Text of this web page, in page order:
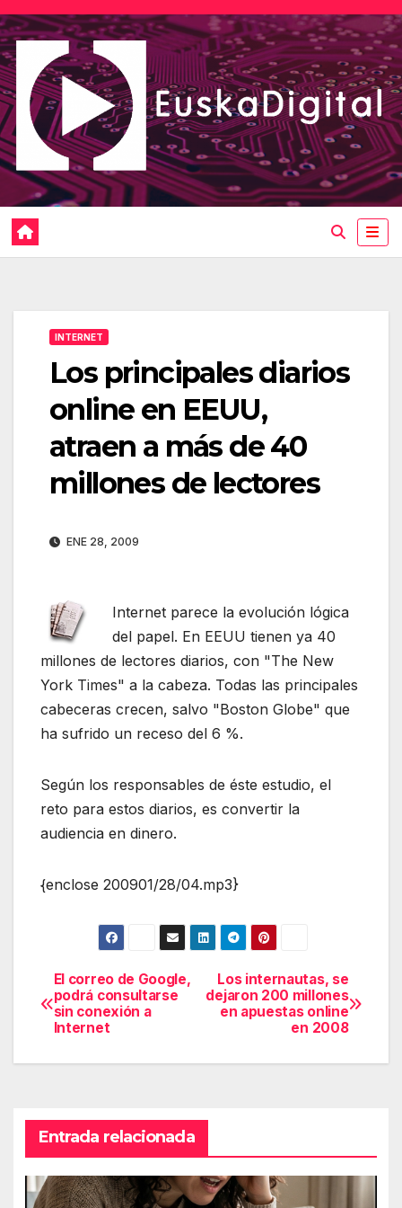
Saltar
al
contenido
INTERNET
Los principales diarios
online en EEUU,
atraen a más de 40
millones de lectores
ENE 28, 2009
Internet parece la evolución lógica
del papel. En EEUU tienen ya 40
millones de lectores diarios, con "The New
York Times" a la cabeza. Todas las principales
cabeceras crecen, salvo "Boston Globe" que
ha sufrido un receso del 6 %.
Según los responsables de éste estudio, el
reto para estos diarios, es convertir la
audiencia en dinero.
{enclose 200901/28/04.mp3}
Navegación
de
entradas
Los internautas, se
dejaron 200 millones
en apuestas online
en 2008
El correo de Google,
podrá consultarse
sin conexión a
Internet
Entrada relacionada